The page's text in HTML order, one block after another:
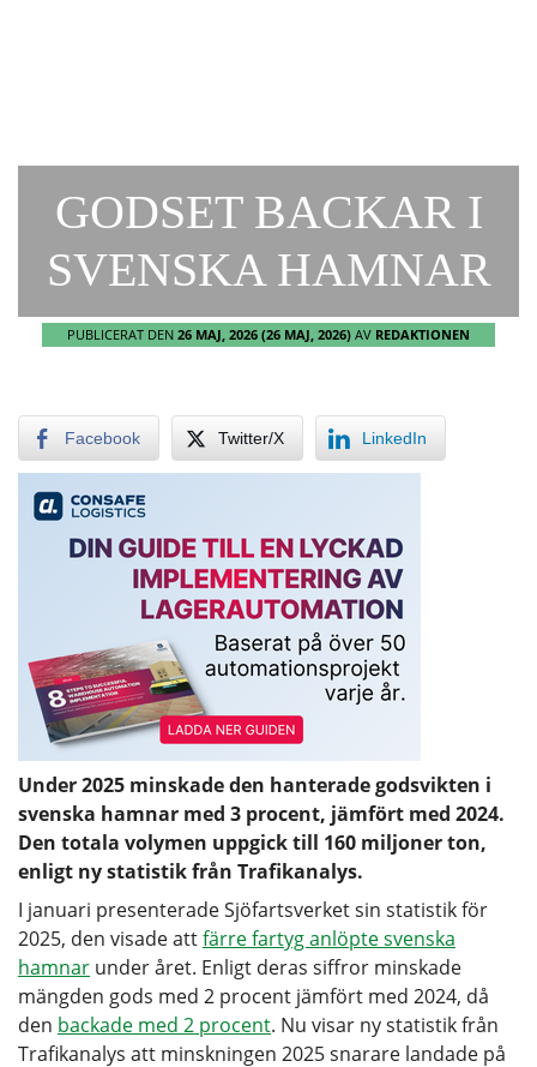
GODSET BACKAR I
SVENSKA HAMNAR
PUBLICERAT DEN 26 MAJ, 2026 (26 MAJ, 2026) AV REDAKTIONEN
Facebook Twitter/X LinkedIn
Under 2025 minskade den hanterade godsvikten i
svenska hamnar med 3 procent, jämfört med 2024.
Den totala volymen uppgick till 160 miljoner ton,
enligt ny statistik från Trafikanalys.
I januari presenterade Sjöfartsverket sin statistik för
2025, den visade attfärre fartyg anlöpte svenska
hamnar under året. Enligt deras siffror minskade
mängden gods med 2 procent jämfört med 2024, då
den backade med 2 procent. Nu visar ny statistik från
Trafikanalys att minskningen 2025 snarare landade på